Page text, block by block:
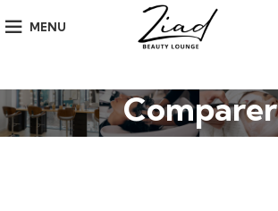
MENU
Comparer